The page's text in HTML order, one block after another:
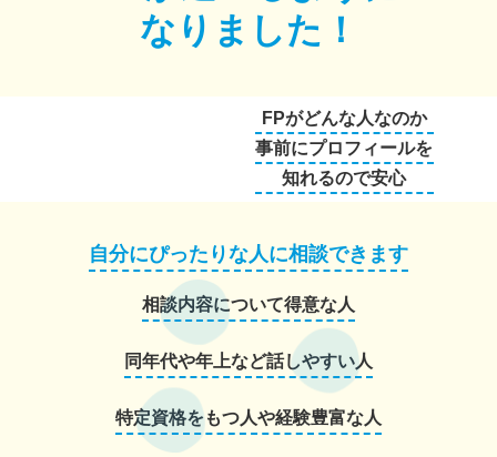
なりました！
FPがどんな人なのか
事前にプロフィールを
知れるので安心
自分にぴったりな人に相談できます
相談内容について得意な人
同年代や年上など話しやすい人
特定資格をもつ人や経験豊富な人